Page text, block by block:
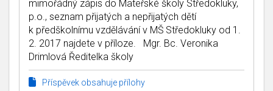
mimořádný zápis do Mateřské školy Středokluky,
p.o., seznam přijatých a nepřijatých dětí
k předškolnímu vzdělávání v MŠ Středokluky od 1.
2. 2017 najdete v příloze. Mgr. Bc. Veronika
Drimlová Ředitelka školy
Příspěvek obsahuje přílohy